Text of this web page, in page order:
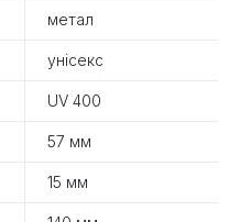
метал
унісекс
UV 400
57 мм
15 мм